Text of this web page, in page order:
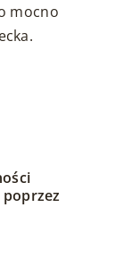
mocno